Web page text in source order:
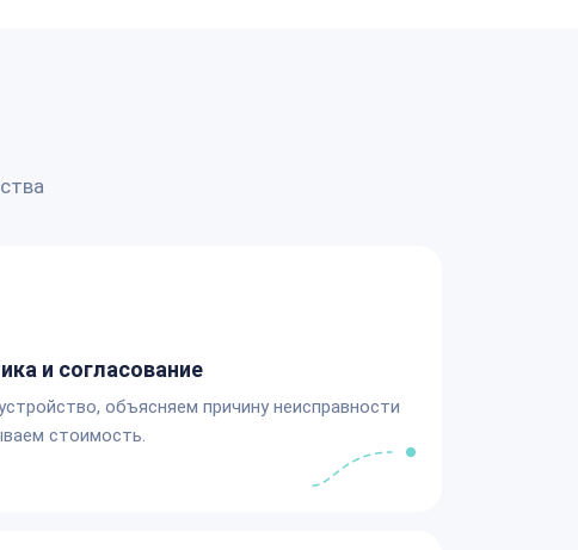
и согласование
объясняем причину неисправности
стоимость.